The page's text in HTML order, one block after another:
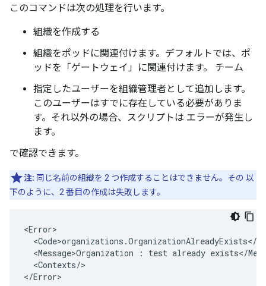
このコマンドは次の処理を行います。
組織を作成する
組織をポッドに関連付けます。デフォルトでは、ポ
ッドを「ゲートウェイ」に関連付けます。 チーム
指定したユーザーを組織管理者として追加します。
このユーザーはすでに存在している必要がありま
す。それ以外の場合、スクリプトは エラーが発生し
ます。
で確認できます。
注: 同じ名前の組織を 2 つ作成することはできません。その 以
下のように、2 番目の作成は失敗します。
<Error>
<Code>organizations.OrganizationAlreadyExists</
<Message>Organization : test already exists</
  <Contexts/>
</Error>